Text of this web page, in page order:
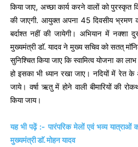
किया जाए, अच्छा कार्य करने वालों को पुरस्कृत
की जाएगी. आयुक्त अपना 45 दिवसीय भ्रमण
बर्दाश्त नहीं की जायेगी। अभियान में
मुख्यमंत्री डाॅ. यादव ने मुख्य सचिव को सतत्
सुनिश्चित किया जाए कि स्वामित्व योजना का
हो इसका भी ध्यान रखा जाए। नदियों में रेत
जाये। वर्षा ऋतु में होने वाली बीमारियों की
किया जाय।
यह भी पढ़ें :- पारंपरिक मेलों एवं भव्य यात्राओं
मुख्यमंत्री डाॅ. मोहन यादव